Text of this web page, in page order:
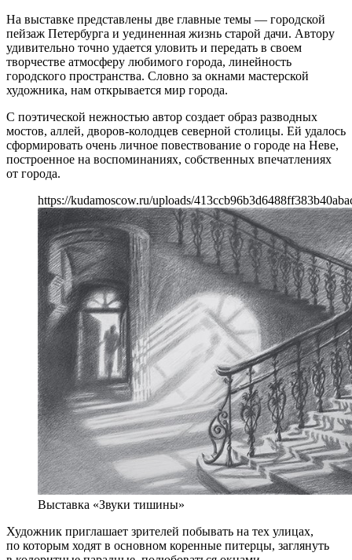
На выставке представлены две главные темы — городской
пейзаж Петербурга и уединенная жизнь старой дачи. Автору
удивительно точно удается уловить и передать в своем
творчестве атмосферу любимого города, линейность
городского пространства. Словно за окнами мастерской
художника, нам открывается мир города.
С поэтической нежностью автор создает образ разводных
мостов, аллей, дворов-колодцев северной столицы. Ей удалось
сформировать очень личное повествование о городе на Неве,
построенное на воспоминаниях, собственных впечатлениях
от города.
https://kudamoscow.ru/uploads/
Выставка «Звуки тишины»
Художник приглашает зрителей побывать на тех улицах,
по которым ходят в основном коренные питерцы, заглянуть